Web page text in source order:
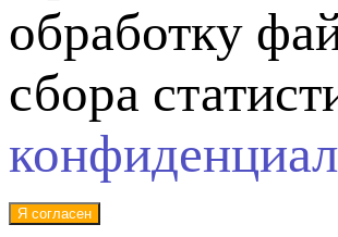
обработку
сбора
Я согласен